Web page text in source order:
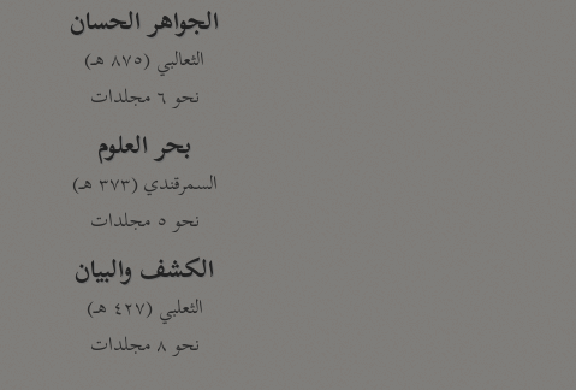
الجواهر الحسان
الثعالبي (٨٧٥ هـ)
نحو ٦ مجلدات
بحر العلوم
السمرقندي (٣٧٣ هـ)
نحو ٥ مجلدات
الكشف والبيان
الثعلبي (٤٢٧ هـ)
نحو ٨ مجلدات